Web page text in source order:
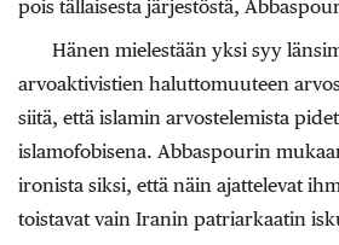
pois tällaisesta järjestöstä,
Hänen mielestään yksi syy
arvoaktivistien haluttomuuteen
siitä, että islamin arvostelemista
islamofobisena. Abbaspourin
ironista siksi, että näin ajattelevat
toistavat vain Iranin patriarkaatin